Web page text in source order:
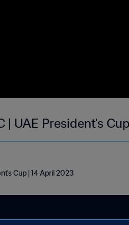
| UAE President's
Cup | 14 April 2023